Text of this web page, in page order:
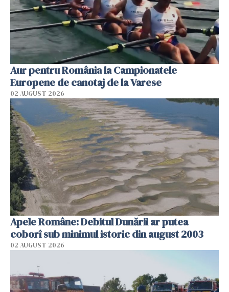
Aur pentru România la Campionatele
Europene de canotaj de la Varese
02 AUGUST 2026
Apele Române: Debitul Dunării ar putea
coborî sub minimul istoric din august 2003
02 AUGUST 2026